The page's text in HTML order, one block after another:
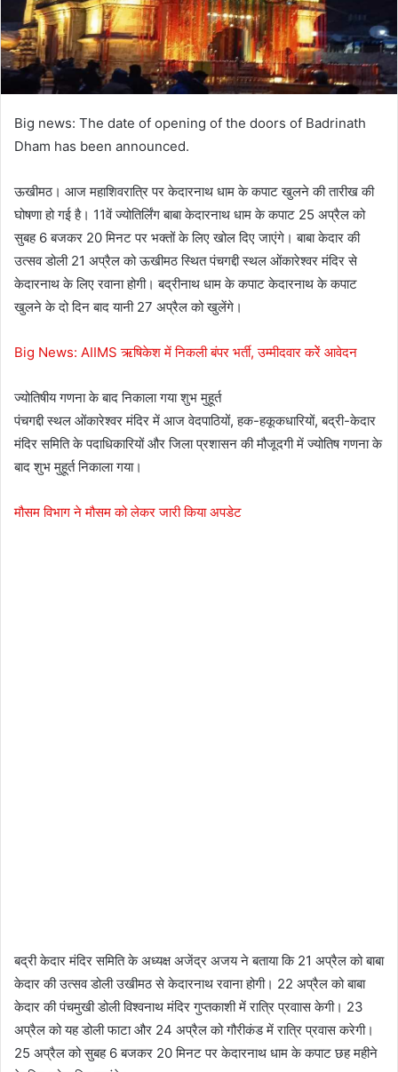
Big news: The date of opening of the doors of Badrinath
Dham has been announced.
ऊखीमठ। आज महाशिवरात्रि पर केदारनाथ धाम के कपाट खुलने की तारीख की
घोषणा हो गई है। 11वें ज्योतिर्लिंग बाबा केदारनाथ धाम के कपाट 25 अप्रैल को
सुबह 6 बजकर 20 मिनट पर भक्तों के लिए खोल दिए जाएंगे। बाबा केदार की
उत्सव डोली 21 अप्रैल को ऊखीमठ स्थित पंचगद्दी स्थल ओंकारेश्वर मंदिर से
केदारनाथ के लिए रवाना होगी। बद्रीनाथ धाम के कपाट केदारनाथ के कपाट
खुलने के दो दिन बाद यानी 27 अप्रैल को खुलेंगे।
Big News: AIIMS ऋषिकेश में निकली बंपर भर्ती, उम्मीदवार करेें आवेदन
ज्योतिषीय गणना के बाद निकाला गया शुभ मुहूर्त
पंचगद्दी स्थल ओंकारेश्वर मंदिर में आज वेदपाठियों, हक-हकूकधारियों, बद्री-केदार
मंदिर समिति के पदाधिकारियों और जिला प्रशासन की मौजूदगी में ज्योतिष गणना के
बाद शुभ मुहूर्त निकाला गया।
मौसम विभाग ने मौसम को लेकर जारी किया अपडेट
बद्री केदार मंदिर समिति के अध्यक्ष अजेंद्र अजय ने बताया कि 21 अप्रैल को बाबा
केदार की उत्सव डोली उखीमठ से केदारनाथ रवाना होगी। 22 अप्रैल को बाबा
केदार की पंचमुखी डोली विश्वनाथ मंदिर गुप्तकाशी में रात्रि प्रवाास केगी। 23
अप्रैल को यह डोली फाटा और 24 अप्रैल को गौरीकंड में रात्रि प्रवास करेगी।
25 अप्रैल को सुबह 6 बजकर 20 मिनट पर केदारनाथ धाम के कपाट छह महीने